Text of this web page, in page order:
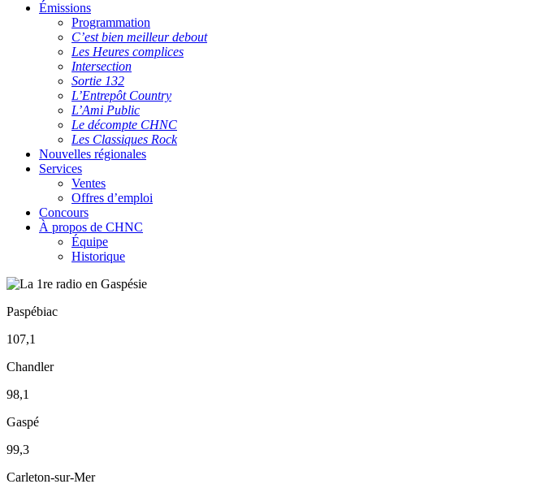
Émissions
Programmation
C’est bien meilleur debout
Les Heures complices
Intersection
Sortie 132
L’Entrepôt Country
L’Ami Public
Le décompte CHNC
Les Classiques Rock
Nouvelles régionales
Services
Ventes
Offres d’emploi
Concours
À propos de CHNC
Équipe
Historique
Paspébiac
107,1
Chandler
98,1
Gaspé
99,3
Carleton-sur-Mer